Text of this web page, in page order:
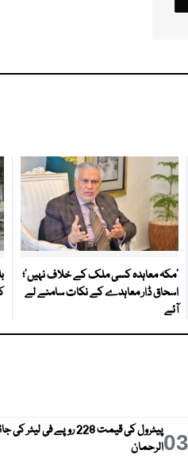
‘مکہ معاہدہ کسی ملک کے خلاف نہیں’؛
اسحاق ڈار معاہدے کے نکات سامنے لے
آئے
03
پیٹرول کی قیمت 228 روپے فی
الرحمان